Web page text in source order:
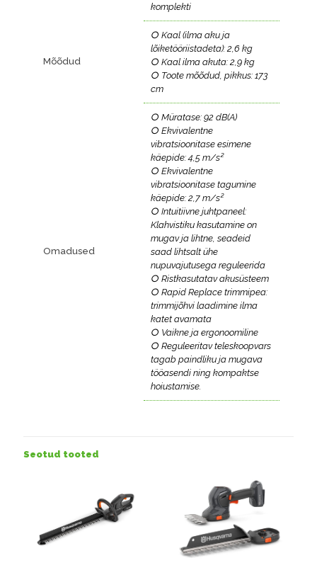
komplekti
Mõõdud
○ Kaal (ilma aku ja
lõiketööriistadeta): 2,6 kg
○ Kaal ilma akuta: 2,9 kg
○ Toote mõõdud, pikkus: 173
cm
Omadused
○ Müratase: 92 dB(A)
○ Ekvivalentne
vibratsioonitase esimene
käepide: 4,5 m/s²
○ Ekvivalentne
vibratsioonitase tagumine
käepide: 2,7 m/s²
○ Intuitiivne juhtpaneel:
Klahvistiku kasutamine on
mugav ja lihtne, seadeid
saad lihtsalt ühe
nupuvajutusega reguleerida
○ Ristkasutatav akusüsteem
○ Rapid Replace trimmipea:
trimmijõhvi laadimine ilma
katet avamata
○ Vaikne ja ergonoomiline
○ Reguleeritav teleskoopvars
tagab paindliku ja mugava
tööasendi ning kompaktse
hoiustamise.
Seotud tooted